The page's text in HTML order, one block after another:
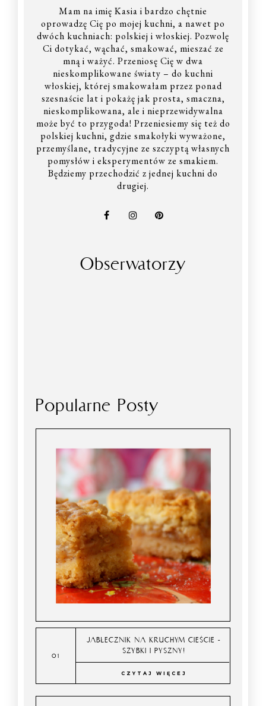
Mam na imię Kasia i bardzo chętnie
oprowadzę Cię po mojej kuchni, a nawet po
dwóch kuchniach: polskiej i włoskiej. Pozwolę
Ci dotykać, wąchać, smakować, mieszać ze
mną i ważyć. Przeniosę Cię w dwa
nieskomplikowane światy – do kuchni
włoskiej, której smakowałam przez ponad
szesnaście lat i pokażę jak prosta, smaczna,
nieskomplikowana, ale i nieprzewidywalna
może być to przygoda! Przeniesiemy się też do
polskiej kuchni, gdzie smakołyki wyważone,
przemyślane, tradycyjne ze szczyptą własnych
pomysłów i eksperymentów ze smakiem.
Będziemy przechodzić z jednej kuchni do
drugiej.
Obserwatorzy
Popularne Posty
JABŁECZNIK NA KRUCHYM CIEŚCIE -
SZYBKI I PYSZNY!
CZYTAJ WIĘCEJ